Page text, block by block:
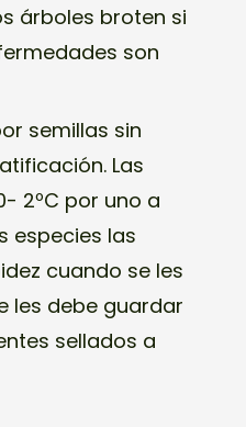
árboles broten si
son
semillas sin
Las
2ºC por uno a
especies las
cuando se les
les debe guardar
sellados a